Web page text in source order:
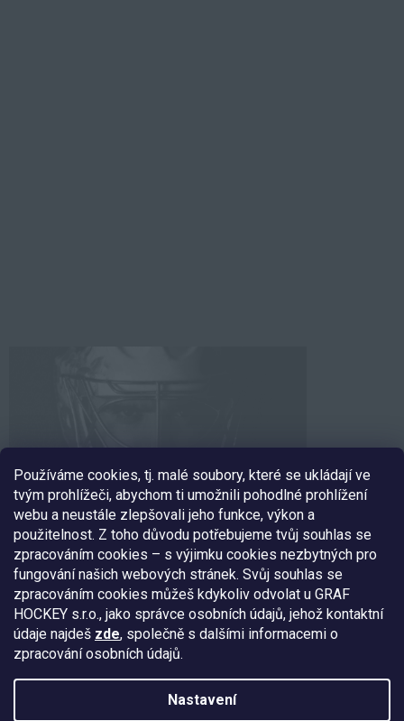
Používáme cookies, tj. malé soubory, které se ukládají ve
tvým prohlížeči, abychom ti umožnili pohodlné prohlížení
webu a neustále zlepšovali jeho funkce, výkon a
použitelnost. Z toho důvodu potřebujeme tvůj souhlas se
zpracováním cookies – s výjimku cookies nezbytných pro
fungování našich webových stránek. Svůj souhlas se
zpracováním cookies můžeš kdykoliv odvolat u GRAF
HOCKEY s.r.o., jako správce osobních údajů, jehož kontaktní
údaje najdeš zde, společně s dalšími informacemi o
zpracování osobních údajů.
Nastavení
SLEDUJ NÁS
Nakódoval: Štefan Mazáň